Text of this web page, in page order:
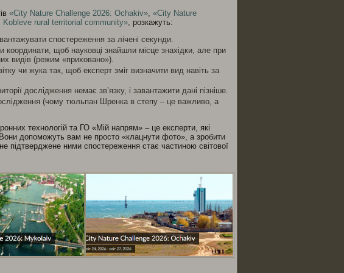
«City Nature Challenge 2026: Ochakiv» «City Nature
rural territorial community» , розкажуть:
спостереження за лічені секунди.
координати, щоб науковці знайшли місце знахідки, але при
видів (режим «приховано»).
чи жука так, щоб експерт зміг визначити вид навіть за
дослідження немає зв’язку, і завантажити дані пізніше.
(чому тюльпан Шренка в степу – це важливо, а
технологій та ГО «Мій напрям» – це експерти, які
допоможуть вам не просто «клацнути фото», а зробити
підтверджене ними спостереження стає частиною світової